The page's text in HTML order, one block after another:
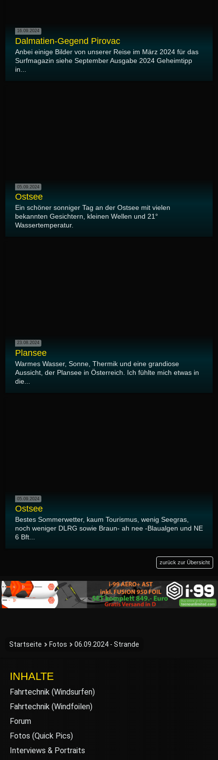
16.09.2024
Dalmatien-Gegend Pirovac
Anbei einige Bilder von unserer Reise im März 2024 für das
Surfmagazin siehe September Ausgabe 2024 Geheimtipp
in...
05.09.2024
Ostsee
Ein schöner sonniger Tag an der Ostsee mit vielen
bekannten Gesichtern, kleinen Wellen und 21°
Wassertemperatur.
23.08.2024
Plansee
Warmes Wasser, Sonne, Thermik und eine grandiose
Aussicht, der Plansee in Österreich. Ich fühlte mich etwas in
die...
05.09.2024
Ostsee
Bestes Sommerwetter, kaum Tourismus, wenig Seegras,
noch weniger DLRG sowie Braun- ah nee -Blaualgen und NE
6 Bft...
zurück zur Übersicht
Startseite Fotos 06.09.2024 - Strande
INHALTE
Fahrtechnik (Windsurfen)
Fahrtechnik (Windfoilen)
Forum
Fotos (Quick Pics)
Interviews & Portraits